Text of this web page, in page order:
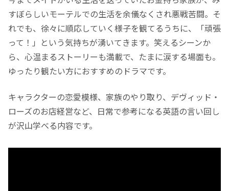
すぼらしいモーテルでの生活を余儀なくされ悪戦苦闘。そ
れでも、徐々に順応していく様子を観てるうちに、「頑張
って！」という気持ちが湧いてきます。笑えるシーンか
ら、心温まるストーリーも満載で、たまに涙する場面も。
ゆったり観たい方におすすめのドラマです。
キャラクターの恋愛模様、家族のやり取り、デヴィッド・
ローズのお店経営など、日常で参考になる英語の言い回し
が沢山学べる内容です。